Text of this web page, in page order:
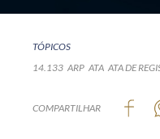
TÓPICOS
14.133 ARP ATA ATA DE
COMPARTILHAR